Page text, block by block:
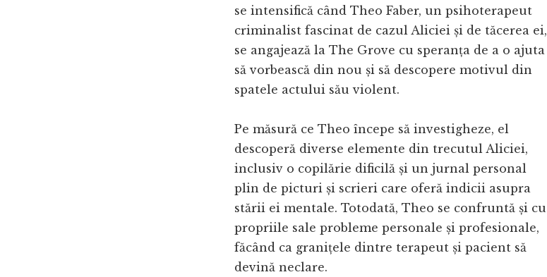
se intensifică când Theo Faber, un psihoterapeut
criminalist fascinat de cazul Aliciei și de tăcerea ei,
se angajează la The Grove cu speranța de a o ajuta
să vorbească din nou și să descopere motivul din
spatele actului său violent.
Pe măsură ce Theo începe să investigheze, el
descoperă diverse elemente din trecutul Aliciei,
inclusiv o copilărie dificilă și un jurnal personal
plin de picturi și scrieri care oferă indicii asupra
stării ei mentale. Totodată, Theo se confruntă și cu
propriile sale probleme personale și profesionale,
făcând ca granițele dintre terapeut și pacient să
devină neclare.